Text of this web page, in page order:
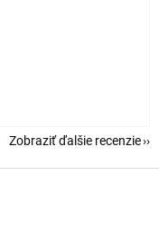
Zobraziť ďalšie recenzie